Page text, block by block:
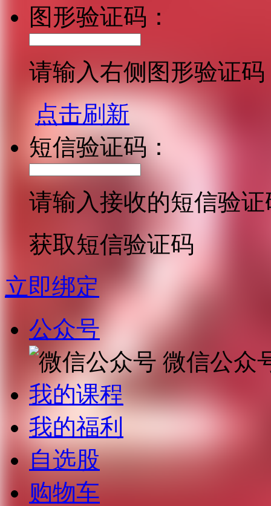
图形验证码：
请输入右侧图形验证码
点击刷新
短信验证码：
请输入接收的短信验证
获取短信验证码
立即绑定
公众号
微信公众
我的课程
我的福利
自选股
购物车